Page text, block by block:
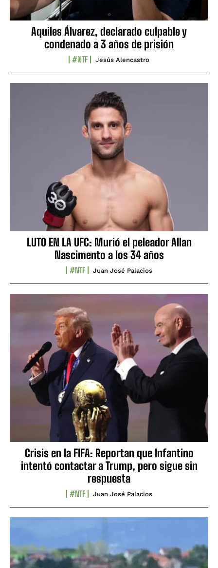
Aquiles Álvarez, declarado culpable y
condenado a 3 años de prisión
#NTF Jesús Alencastro
LUTO EN LA UFC: Murió el peleador Allan
Nascimento a los 34 años
#NTF Juan José Palacios
Crisis en la FIFA: Reportan que Infantino
intentó contactar a Trump, pero sigue sin
respuesta
#NTF Juan José Palacios